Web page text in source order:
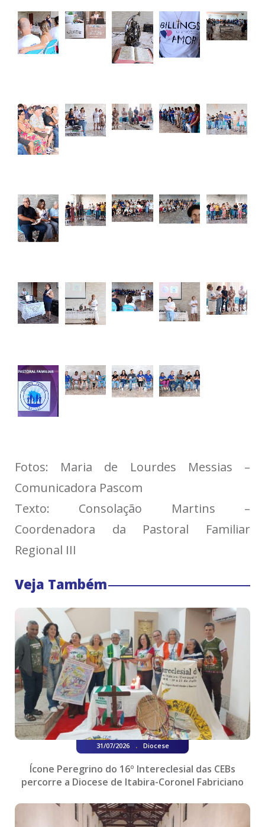
Fotos: Maria de Lourdes Messias –
Comunicadora Pascom
Texto: Consolação Martins –
Coordenadora da Pastoral Familiar
Regional III
Veja Também
31/07/2026 . Diocese
Ícone Peregrino do 16º Intereclesial das CEBs
percorre a Diocese de Itabira-Coronel Fabriciano